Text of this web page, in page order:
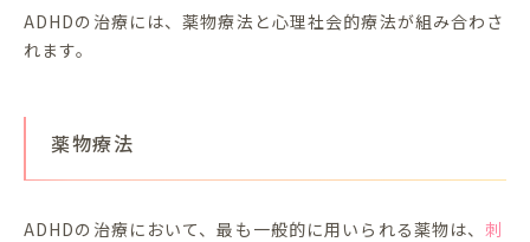
ADHDの治療には、薬物療法と心理社会的療法が組み合わさ
れます。
薬物療法
ADHDの治療において、最も一般的に用いられる薬物は、刺